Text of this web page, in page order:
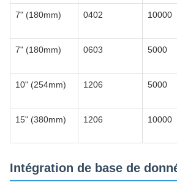
7" (180mm) 0402 10000
7" (180mm) 0603 5000
10" (254mm) 1206 5000
15" (380mm) 1206 10000
Intégration de base de